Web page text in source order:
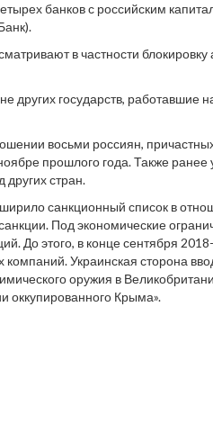
банков с российским
в частности блокировку
других государств, работавшие
восьми россиян,
прошлого года. Также ранее
стран.
санкционный список в
Под экономические
До этого, в конце сентября
Украинская сторона
оружия в
оккупированного Крыма».